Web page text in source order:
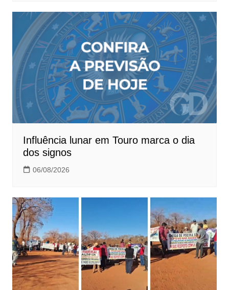
Influência lunar em Touro marca o dia
dos signos
06/08/2026